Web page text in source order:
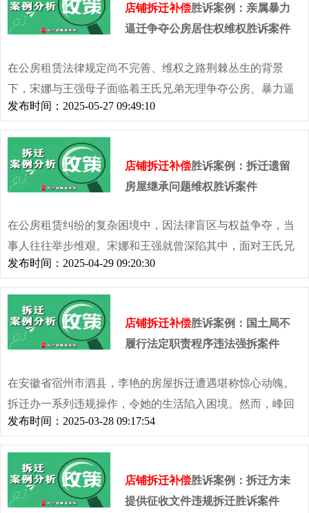
了合法权益的捍卫。
店铺拆迁补偿胜诉案例：亲属暴力
逼迁争夺公房居住权维权胜诉案件
在公房租赁法律规定尚不完善、维权之路荆棘丛生的背景
下，宋娜与王强母子面临着王氏兄弟无理争夺公房、暴力逼
迁的困境。但在京平律师事务所赵健律师的不懈努力下，通
过多番尝试与灵活策略，最终以行政手段确认王强对涉案公
房的合法租赁权
发布时间：2025-05-27 09:49:10
店铺拆迁补偿胜诉案例：拆迁遗留
房屋继承问题维权胜诉案件
在公房租赁纠纷的复杂困境中，因法律盲区与权益争夺，当
事人往往举步维艰。宋娜和王强就曾深陷其中，面对王氏兄
弟的无理逼迫，维权之路充满荆棘。但在京平律所赵健律师
的不懈努力下，历经刑事诉讼受阻、民事诉讼受挫，最终通
过与公房自管人谈判，成功为王强争取到直至独立生活的房
屋使用权，明确成年后办理更名手续，为这场漫长的维权战
画上了阶段性胜利的句点
发布时间：2025-04-29 09:20:30
店铺拆迁补偿胜诉案例：国土局不
履行法定职责程序违法强拆案件
在安徽省宿州市泗县，李艳的房屋拆迁遭遇堪称惊心动魄。
拆迁办一系列违规操作，令她的生活陷入困境。然而，峰回
路转，在京平拆迁律师团队的专业助力下，案件迎来了关键
转折。
发布时间：2025-03-28 09:17:54
店铺拆迁补偿胜诉案例：拆迁方未
提供征收文件违规拆迁胜诉案件